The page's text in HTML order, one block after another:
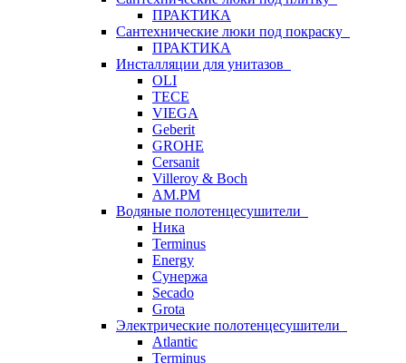
ПРАКТИКА
Сантехнические люки под покраску
ПРАКТИКА
Инсталляции для унитазов
OLI
TECE
VIEGA
Geberit
GROHE
Cersanit
Villeroy & Boch
AM.PM
Водяные полотенцесушители
Ника
Terminus
Energy
Сунержа
Secado
Grota
Электрические полотенцесушители
Atlantic
Terminus